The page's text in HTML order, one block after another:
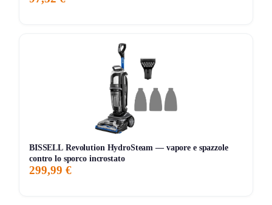
BISSELL Revolution HydroSteam — vapore e spazzole
contro lo sporco incrostato
299,99 €